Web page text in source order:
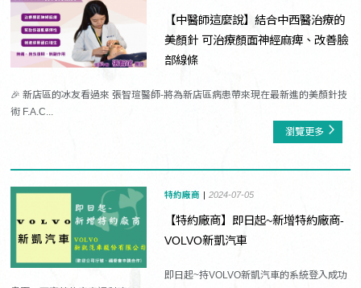
【中醫師這麼說】結合中西醫治療的
美顏針 可治療顏面神經麻痺、改善臉
部線條
🎉 新店區的冰友看過來 張智瑄醫師-將為新店區病患帶來現在最新進的美顏針技
術 F.A.C...
瀏覽更多
特約廠商 2024-07-05
【特約廠商】即日起~新增特約廠商-
VOLVO新凱汽車
即日起~持VOLVO新凱汽車的系統登入成功